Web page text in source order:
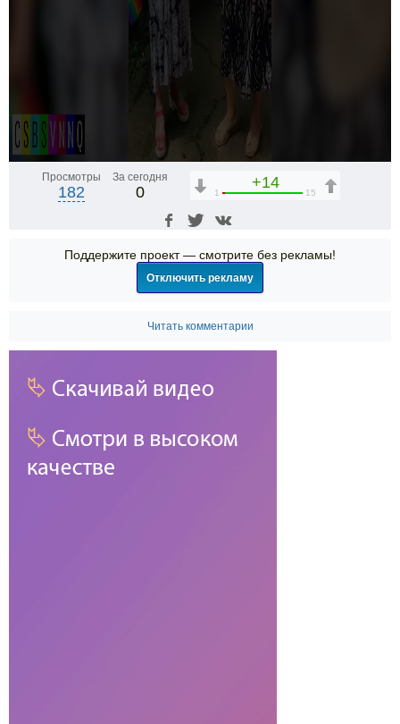
Просмотры
182
За сегодня
0
+14
1 15
Поддержите проект — смотрите без рекламы!
Отключить рекламу
Читать комментарии